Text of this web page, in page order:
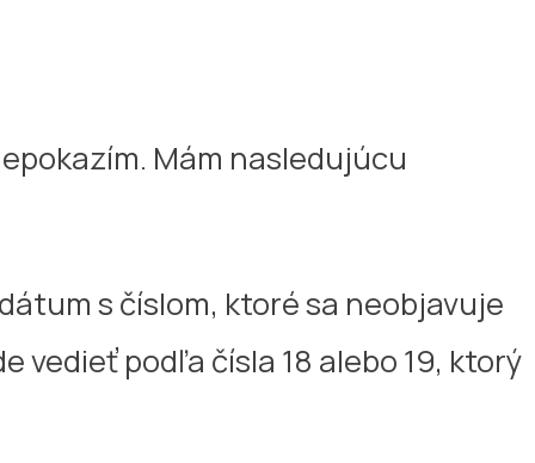
Mám nasledujúcu
s číslom, ktoré sa neobjavuje
vedieť podľa čísla 18 alebo 19, ktorý